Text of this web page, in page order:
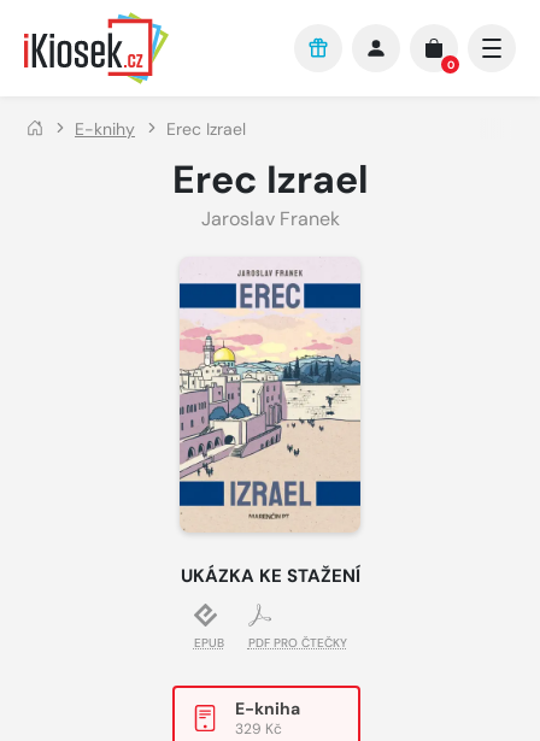
Přejít na hlavní obsah
0
E-knihy Erec Izrael
Erec Izrael
Jaroslav Franek
UKÁZKA KE STAŽENÍ
EPUB PDF PRO ČTEČKY
E-kniha
329 Kč